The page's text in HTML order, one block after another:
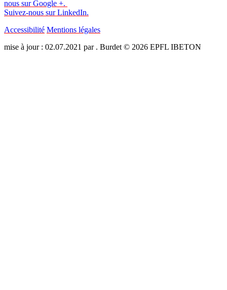
nous sur Google +.
Suivez-nous sur LinkedIn.
Accessibilité Mentions légales
mise à jour : 02.07.2021 par . Burdet © 2026 EPFL IBETON